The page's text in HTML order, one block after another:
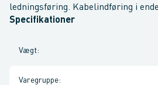
ledningsføring. Kabelindføring i
Specifikationer
Vægt:
Varegruppe: